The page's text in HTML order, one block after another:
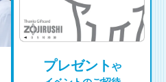
プレゼントや